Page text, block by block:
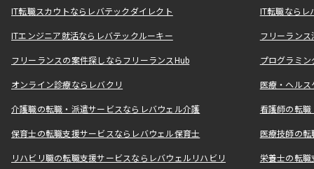
IT転職スカウトならレバテックダイレクト IT転職なら
ITエンジニア就活ならレバテックルーキー フリーラン
フリーランスの案件探しならフリーランスHub プログラミ
オンライン診療ならレバクリ 医療・ヘル
介護職の転職・派遣サービスならレバウェル介護 看護師の転
保育士の転職支援サービスならレバウェル保育士 医療技師の
リハビリ職の転職支援サービスならレバウェルリハビリ 栄養士の転